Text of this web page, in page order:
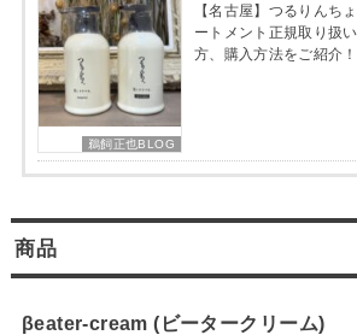
鵜飼正也BLOG
【名古屋】つるりんち
ートメント正規取り扱
方、購入方法をご紹介！
商品
βeater-cream (ビータークリーム)